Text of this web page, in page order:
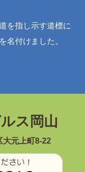
を指し示す道標に
名付けました。
ス岡山
大元上町8-22